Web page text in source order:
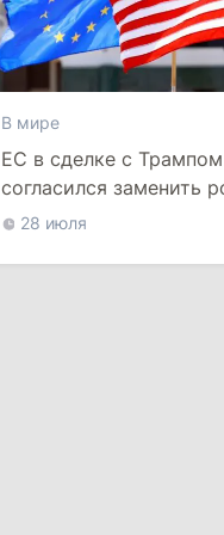
В мире
ЕС в сделке с Трампом
согласился заменить
нефть и газ топливом
28 июля